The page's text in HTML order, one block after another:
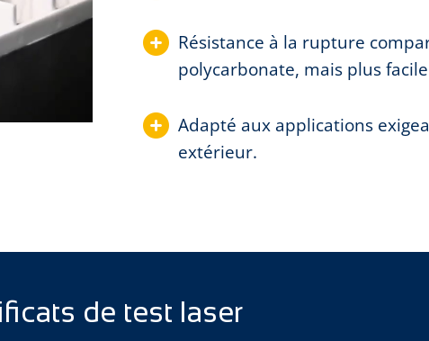
Résistance à la rupture
polycarbonate, mais plus
Adapté aux applications
extérieur.
de test laser